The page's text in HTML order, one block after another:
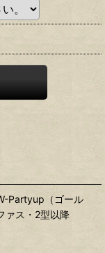
Partyup（ゴール
ァス・2型以降